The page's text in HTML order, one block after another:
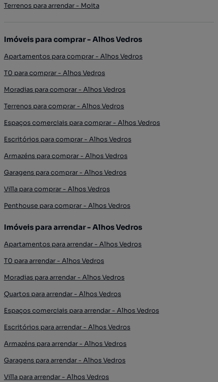
Terrenos para arrendar - Moita
Imóveis para comprar - Alhos Vedros
Apartamentos para comprar - Alhos Vedros
T0 para comprar - Alhos Vedros
Moradias para comprar - Alhos Vedros
Terrenos para comprar - Alhos Vedros
Espaços comerciais para comprar - Alhos Vedros
Escritórios para comprar - Alhos Vedros
Armazéns para comprar - Alhos Vedros
Garagens para comprar - Alhos Vedros
Villa para comprar - Alhos Vedros
Penthouse para comprar - Alhos Vedros
Imóveis para arrendar - Alhos Vedros
Apartamentos para arrendar - Alhos Vedros
T0 para arrendar - Alhos Vedros
Moradias para arrendar - Alhos Vedros
Quartos para arrendar - Alhos Vedros
Espaços comerciais para arrendar - Alhos Vedros
Escritórios para arrendar - Alhos Vedros
Armazéns para arrendar - Alhos Vedros
Garagens para arrendar - Alhos Vedros
Villa para arrendar - Alhos Vedros